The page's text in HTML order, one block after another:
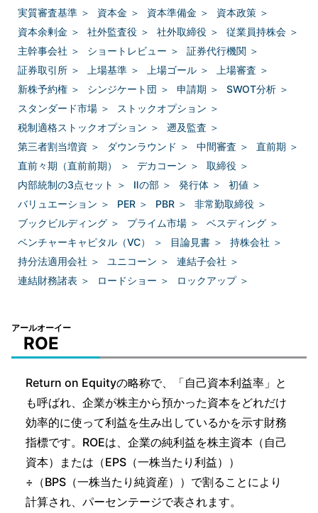
実質審査基準 ＞ 資本金 ＞ 資本準備金 ＞ 資本政策 ＞
資本余剰金 ＞ 社外監査役 ＞ 社外取締役 ＞ 従業員持株会 ＞
主幹事会社 ＞ ショートレビュー ＞ 証券代行機関 ＞
証券取引所 ＞ 上場基準 ＞ 上場ゴール ＞ 上場審査 ＞
新株予約権 ＞ シンジケート団 ＞ 申請期 ＞ SWOT分析 ＞
スタンダード市場 ＞ ストックオプション ＞
税制適格ストックオプション ＞ 遡及監査 ＞
第三者割当増資 ＞ ダウンラウンド ＞ 中間審査 ＞ 直前期 ＞
直前々期（直前前期）
＞ デカコーン ＞ 取締役 ＞
内部統制の3点セット ＞ Ⅱの部 ＞ 発行体 ＞ 初値 ＞
バリュエーション ＞ PER ＞ PBR ＞ 非常勤取締役 ＞
ブックビルディング ＞ プライム市場 ＞ ベスディング ＞
ベンチャーキャピタル（VC）
＞ 目論見書 ＞ 持株会社 ＞
持分法適用会社 ＞ ユニコーン ＞ 連結子会社 ＞
連結財務諸表 ＞ ロードショー ＞ ロックアップ ＞
ROE
アールオーイー
Return on Equityの略称で、「自己資本利益率」と
も呼ばれ、企業が株主から預かった資本をどれだけ
効率的に使って利益を生み出しているかを示す財務
指標です。ROEは、企業の純利益を株主資本（自己
資本）または（EPS（一株当たり利益））
÷（BPS（一株当たり純資産））で割ることにより
計算され、パーセンテージで表されます。